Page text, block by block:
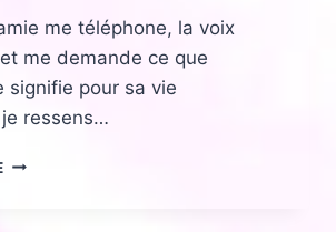
me téléphone, la voix
me demande ce que
signifie pour sa vie
ressens…
SIGNIFICATION